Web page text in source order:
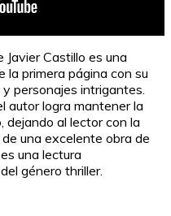
Javier Castillo es una
la primera página con su
personajes intrigantes.
autor logra mantener la
dejando al lector con la
una excelente obra de
una lectura
género thriller.